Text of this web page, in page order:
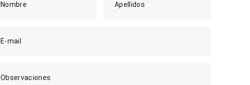
Nombre Apellidos
E-mail
Observaciones